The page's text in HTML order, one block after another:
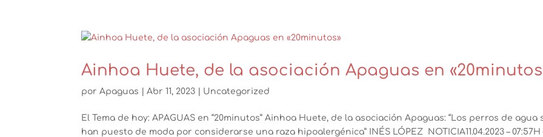
Ainhoa Huete, de la asociación Apaguas en
porApaguas |Abr 11, 2023 Uncategorized
El Tema de hoy: APAGUAS en “20minutos” Ainhoa Huete, de la asociación Apaguas: “Los perros de agua
han puesto de moda por considerarse una raza hipoalergénica” INÉS LÓPEZ NOTICIA11.04.2023 – 07:57H